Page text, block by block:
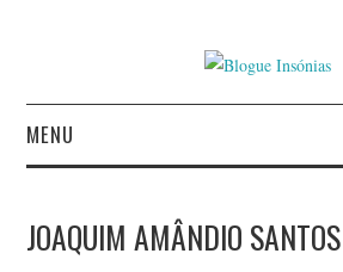
MENU
AUTORES
JOAQUIM AMÂNDIO SANTOS